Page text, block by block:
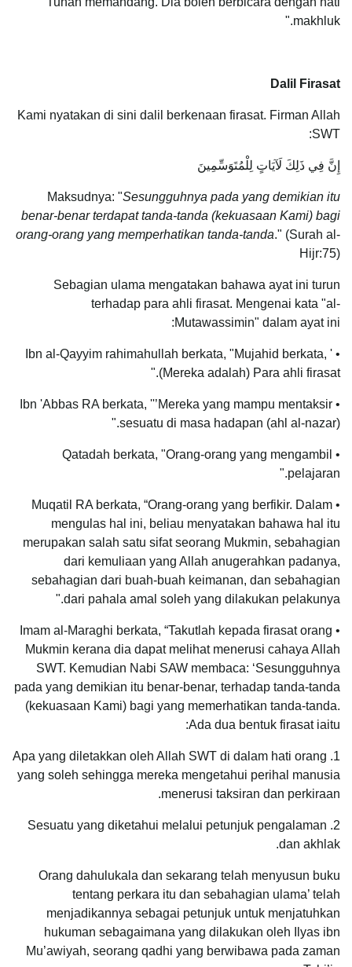
makhluk."
Dalil Firasat
Kami nyatakan di sini dalil berkenaan firasat. Firman Allah
SWT:
إِنَّ فِي ذَلِكَ لَآيَاتٍ لِلْمُتَوَسِّمِينَ
Maksudnya: "Sesungguhnya pada yang demikian itu
benar-benar terdapat tanda-tanda (kekuasaan Kami) bagi
orang-orang yang memperhatikan tanda-tanda." (Surah al-
Hijr:75)
Sebagian ulama mengatakan bahawa ayat ini turun
terhadap para ahli firasat. Mengenai kata "al-
Mutawassimin" dalam ayat ini:
• Ibn al-Qayyim rahimahullah berkata, "Mujahid berkata, '
(Mereka adalah) Para ahli firasat."
• Ibn 'Abbas RA berkata, ''’Mereka yang mampu mentaksir
sesuatu di masa hadapan (ahl al-nazar)."
• Qatadah berkata, "Orang-orang yang mengambil
pelajaran."
• Muqatil RA berkata, “Orang-orang yang berfikir. Dalam
mengulas hal ini, beliau menyatakan bahawa hal itu
merupakan salah satu sifat seorang Mukmin, sebahagian
dari kemuliaan yang Allah anugerahkan padanya,
sebahagian dari buah-buah keimanan, dan sebahagian
dari pahala amal soleh yang dilakukan pelakunya."
• Imam al-Maraghi berkata, “Takutlah kepada firasat orang
Mukmin kerana dia dapat melihat menerusi cahaya Allah
SWT. Kemudian Nabi SAW membaca: ‘Sesungguhnya
pada yang demikian itu benar-benar, terhadap tanda-tanda
(kekuasaan Kami) bagi yang memerhatikan tanda-tanda.
Ada dua bentuk firasat iaitu:
1. Apa yang diletakkan oleh Allah SWT di dalam hati orang
yang soleh sehingga mereka mengetahui perihal manusia
menerusi taksiran dan perkiraan.
2. Sesuatu yang diketahui melalui petunjuk pengalaman
dan akhlak.
Orang dahulukala dan sekarang telah menyusun buku
tentang perkara itu dan sebahagian ulama’ telah
menjadikannya sebagai petunjuk untuk menjatuhkan
hukuman sebagaimana yang dilakukan oleh Ilyas ibn
Mu’awiyah, seorang qadhi yang berwibawa pada zaman